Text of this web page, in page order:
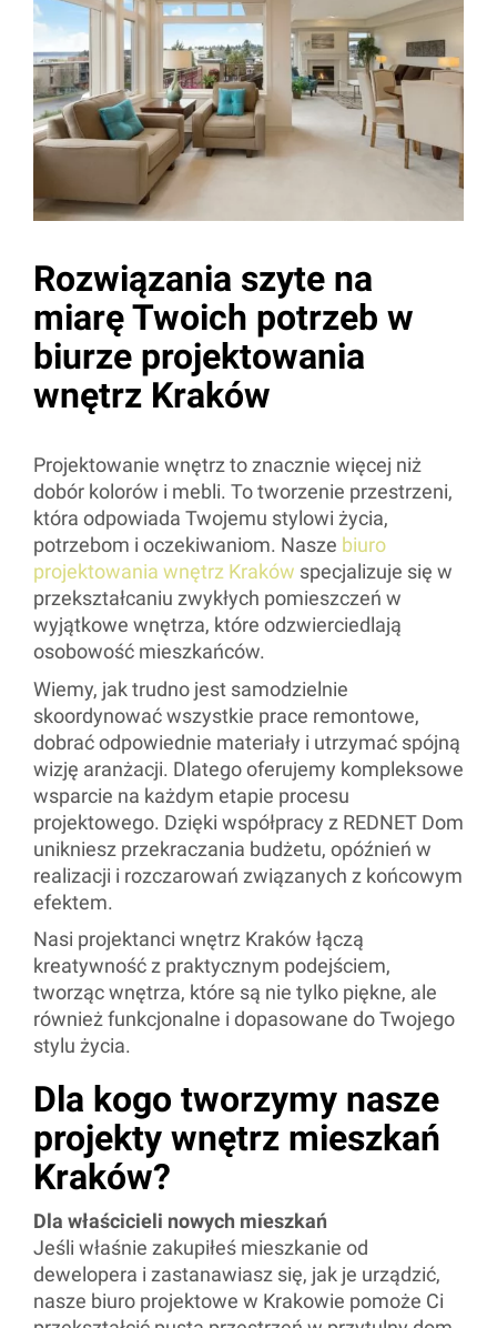
Rozwiązania szyte na
miarę Twoich potrzeb w
biurze projektowania
wnętrz Kraków
Projektowanie wnętrz to znacznie więcej niż
dobór kolorów i mebli. To tworzenie przestrzeni,
która odpowiada Twojemu stylowi życia,
potrzebom i oczekiwaniom. Nasze biuro
projektowania wnętrz Kraków specjalizuje się w
przekształcaniu zwykłych pomieszczeń w
wyjątkowe wnętrza, które odzwierciedlają
osobowość mieszkańców.
Wiemy, jak trudno jest samodzielnie
skoordynować wszystkie prace remontowe,
dobrać odpowiednie materiały i utrzymać spójną
wizję aranżacji. Dlatego oferujemy kompleksowe
wsparcie na każdym etapie procesu
projektowego. Dzięki współpracy z REDNET Dom
unikniesz przekraczania budżetu, opóźnień w
realizacji i rozczarowań związanych z końcowym
efektem.
Nasi projektanci wnętrz Kraków łączą
kreatywność z praktycznym podejściem,
tworząc wnętrza, które są nie tylko piękne, ale
również funkcjonalne i dopasowane do Twojego
stylu życia.
Dla kogo tworzymy nasze
projekty wnętrz mieszkań
Kraków?
Dla właścicieli nowych mieszkań
Jeśli właśnie zakupiłeś mieszkanie od
dewelopera i zastanawiasz się, jak je urządzić,
nasze biuro projektowe w Krakowie pomoże Ci